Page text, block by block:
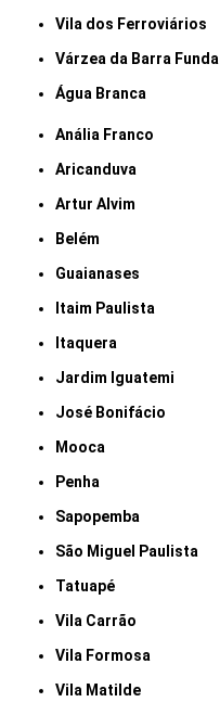
Vila dos Ferroviários
Várzea da Barra Funda
Água Branca
Anália Franco
Aricanduva
Artur Alvim
Belém
Guaianases
Itaim Paulista
Itaquera
Jardim Iguatemi
José Bonifácio
Mooca
Penha
Sapopemba
São Miguel Paulista
Tatuapé
Vila Carrão
Vila Formosa
Vila Matilde